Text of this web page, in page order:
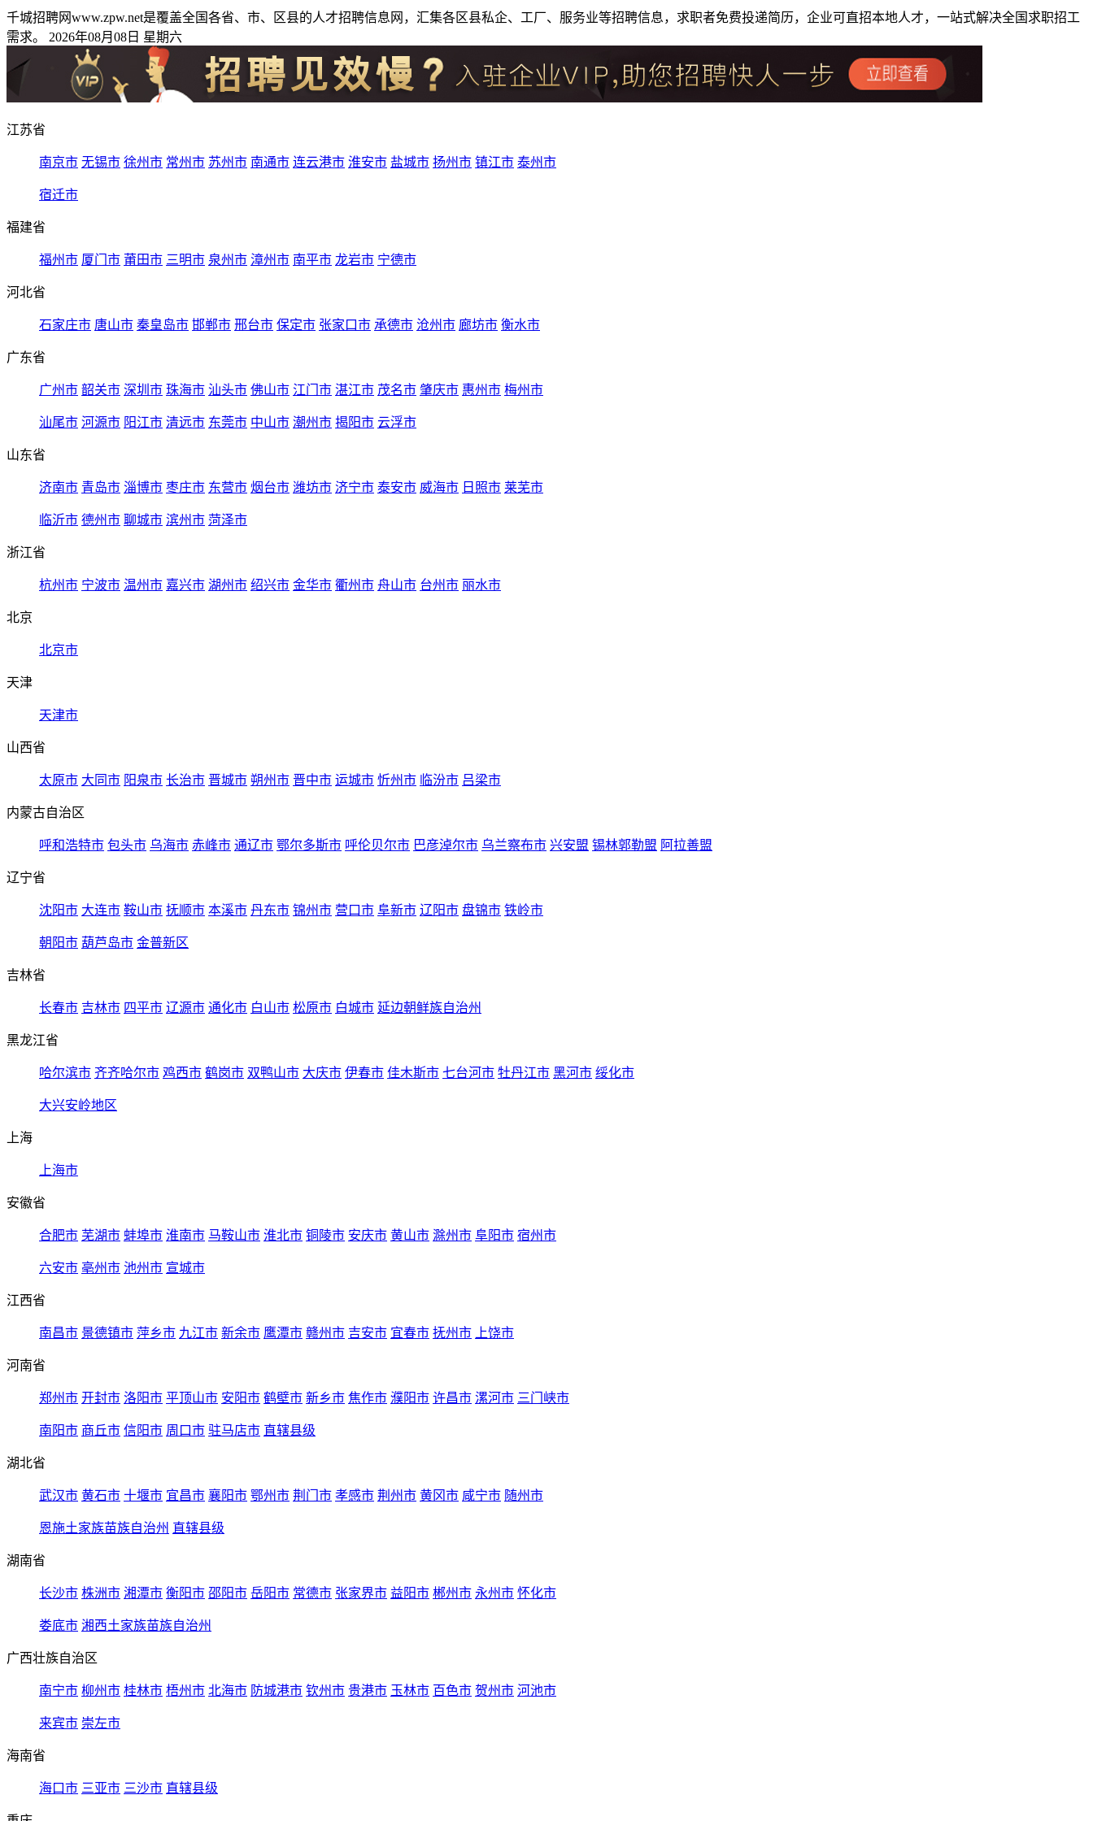
千城招聘网www.zpw.net是覆盖全国各省、市、区县的人才招聘信息网，汇集各区县私企、工厂、服务业等招聘信息，求职者免费投递简历，企业可直招本地人才，一站式解决全国求职招工
需求。 2026年08月08日 星期六
江苏省
南京市 无锡市 徐州市 常州市 苏州市 南通市 连云港市 淮安市 盐城市 扬州市 镇江市 泰州市
宿迁市
福建省
福州市 厦门市 莆田市 三明市 泉州市 漳州市 南平市 龙岩市 宁德市
河北省
石家庄市 唐山市 秦皇岛市 邯郸市 邢台市 保定市 张家口市 承德市 沧州市 廊坊市 衡水市
广东省
广州市 韶关市 深圳市 珠海市 汕头市 佛山市 江门市 湛江市 茂名市 肇庆市 惠州市 梅州市
汕尾市 河源市 阳江市 清远市 东莞市 中山市 潮州市 揭阳市 云浮市
山东省
济南市 青岛市 淄博市 枣庄市 东营市 烟台市 潍坊市 济宁市 泰安市 威海市 日照市 莱芜市
临沂市 德州市 聊城市 滨州市 菏泽市
浙江省
杭州市 宁波市 温州市 嘉兴市 湖州市 绍兴市 金华市 衢州市 舟山市 台州市 丽水市
北京
北京市
天津
天津市
山西省
太原市 大同市 阳泉市 长治市 晋城市 朔州市 晋中市 运城市 忻州市 临汾市 吕梁市
内蒙古自治区
呼和浩特市 包头市 乌海市 赤峰市 通辽市 鄂尔多斯市 呼伦贝尔市 巴彦淖尔市 乌兰察布市 兴安盟 锡林郭勒盟 阿拉善盟
辽宁省
沈阳市 大连市 鞍山市 抚顺市 本溪市 丹东市 锦州市 营口市 阜新市 辽阳市 盘锦市 铁岭市
朝阳市 葫芦岛市 金普新区
吉林省
长春市 吉林市 四平市 辽源市 通化市 白山市 松原市 白城市 延边朝鲜族自治州
黑龙江省
哈尔滨市 齐齐哈尔市 鸡西市 鹤岗市 双鸭山市 大庆市 伊春市 佳木斯市 七台河市 牡丹江市 黑河市 绥化市
大兴安岭地区
上海
上海市
安徽省
合肥市 芜湖市 蚌埠市 淮南市 马鞍山市 淮北市 铜陵市 安庆市 黄山市 滁州市 阜阳市 宿州市
六安市 亳州市 池州市 宣城市
江西省
南昌市 景德镇市 萍乡市 九江市 新余市 鹰潭市 赣州市 吉安市 宜春市 抚州市 上饶市
河南省
郑州市 开封市 洛阳市 平顶山市 安阳市 鹤壁市 新乡市 焦作市 濮阳市 许昌市 漯河市 三门峡市
南阳市 商丘市 信阳市 周口市 驻马店市 直辖县级
湖北省
武汉市 黄石市 十堰市 宜昌市 襄阳市 鄂州市 荆门市 孝感市 荆州市 黄冈市 咸宁市 随州市
恩施土家族苗族自治州 直辖县级
湖南省
长沙市 株洲市 湘潭市 衡阳市 邵阳市 岳阳市 常德市 张家界市 益阳市 郴州市 永州市 怀化市
娄底市 湘西土家族苗族自治州
广西壮族自治区
南宁市 柳州市 桂林市 梧州市 北海市 防城港市 钦州市 贵港市 玉林市 百色市 贺州市 河池市
来宾市 崇左市
海南省
海口市 三亚市 三沙市 直辖县级